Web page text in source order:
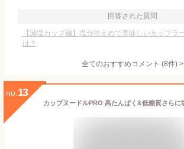
回答された質問
【減塩カップ麺】塩分控えめで美味しいカップラ
は？
全てのおすすめコメント (8件) >
no. 13